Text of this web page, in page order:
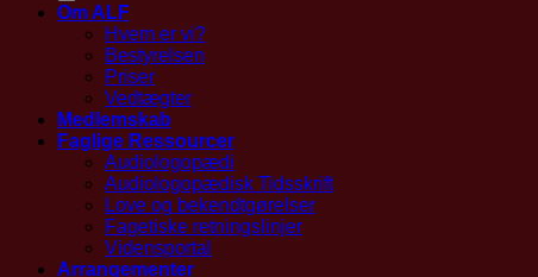
Om ALF
Hvem er vi?
Bestyrelsen
Priser
Vedtægter
Medlemskab
Faglige Ressourcer
Audiologopædi
Audiologopædisk Tidsskrift
Love og bekendtgørelser
Fagetiske retningslinjer
Vidensportal
Arrangementer